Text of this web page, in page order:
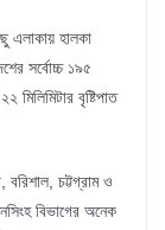
এলাকায় হালকা
সর্বোচ্চ ১৯৫
মিলিমিটার বৃষ্টিপাত
চট্টগ্রাম ও
বিভাগের অনেক